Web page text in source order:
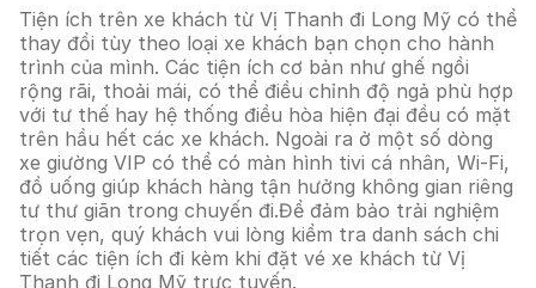
Tiện ích trên xe khách từ Vị Thanh đi Long Mỹ có thể
thay đổi tùy theo loại xe khách bạn chọn cho hành
trình của mình. Các tiện ích cơ bản như ghế ngồi
rộng rãi, thoải mái, có thể điều chỉnh độ ngả phù hợp
với tư thế hay hệ thống điều hòa hiện đại đều có mặt
trên hầu hết các xe khách. Ngoài ra ở một số dòng
xe giường VIP có thể có màn hình tivi cá nhân, Wi-Fi,
đồ uống giúp khách hàng tận hưởng không gian riêng
tư thư giãn trong chuyến đi.Để đảm bảo trải nghiệm
trọn vẹn, quý khách vui lòng kiểm tra danh sách chi
tiết các tiện ích đi kèm khi đặt vé xe khách từ Vị
Thanh đi Long Mỹ trực tuyến.